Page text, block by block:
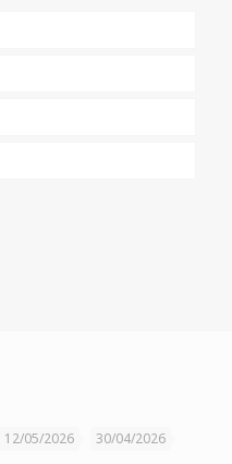
12/05/2026 30/04/2026